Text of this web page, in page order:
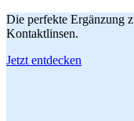
Die perfekte Ergänzung
Kontaktlinsen.
Jetzt entdecken